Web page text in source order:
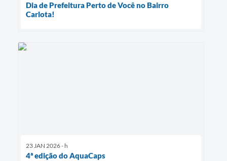
Dia de Prefeitura Perto de Você no Bairro
Carlota!
23 JAN 2026 - h
4ª edição do AquaCaps